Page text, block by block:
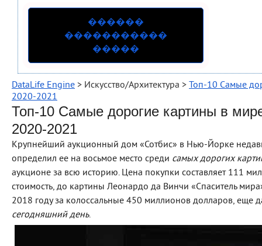
������
�����������
�����
DataLife Engine > Искусство/Архитектура > Топ-10 Самые
2020-2021
Топ-10 Самые дорогие картины в
2020-2021
Крупнейший аукционный дом «Сотбис» в Нью-Йорке
определил ее на восьмое место среди самых дорогих
аукционе за всю историю. Цена покупки составляет 111
стоимость, до картины Леонардо да Винчи «Спаситель
2018 году за колоссальные 450 миллионов долларов, еще
сегодняшний день.